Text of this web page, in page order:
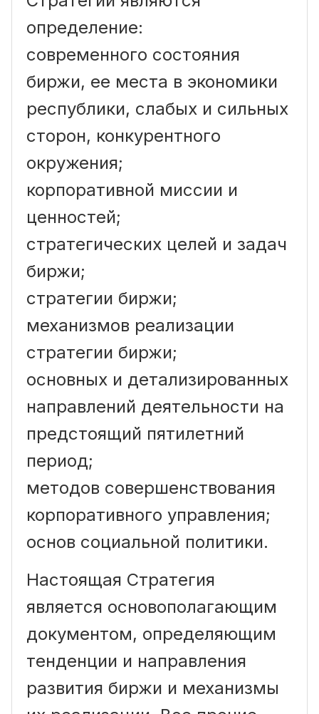
определение:
современного состояния
биржи, ее места в экономики
республики, слабых и сильных
сторон, конкурентного
окружения;
корпоративной миссии и
ценностей;
стратегических целей и задач
биржи;
стратегии биржи;
механизмов реализации
стратегии биржи;
основных и детализированных
направлений деятельности на
предстоящий пятилетний
период;
методов совершенствования
корпоративного управления;
основ социальной политики.
Настоящая Стратегия
является основополагающим
документом, определяющим
тенденции и направления
развития биржи и механизмы